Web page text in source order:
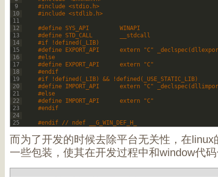
9
10
11
12
13
14
15
16
17
18
19
20
21
22
23
24
25
#include <stdio.h>
#include <stdlib.h>
#define SYS_API         WINAPI
#define STD_CALL        __stdcall
#if !defined(_LIB)
#define EXPORT_API      extern "C"
#else
#define EXPORT_API      extern "C"
#endif
#if !defined(_LIB) && !defined(_USE_STATIC_LIB)
#define IMPORT_API      extern "C"
#else
#define IMPORT_API      extern "C"
#endif
#endif // ndef __G_WIN_DEF_H_
而为了开发的时候去除平台无关性，在
一些包装，使其在开发过程中和window代